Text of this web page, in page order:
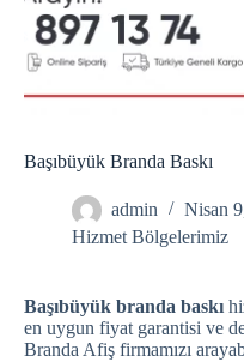
Başıbüyük Branda Baskı
admin
Nisan
Hizmet Bölgelerimiz
Başıbüyük branda baskı
en uygun fiyat garantisi ve
Branda Afiş firmamızı